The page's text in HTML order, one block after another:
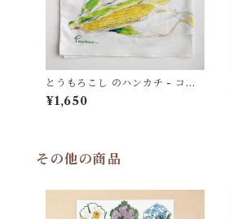
とうもろこし のハンカチ - コッ
トン・すこし大きめ - スカーフに
も HC23
¥1,650
その他の商品